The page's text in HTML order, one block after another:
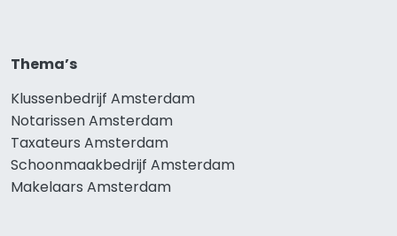
Thema’s
Klussenbedrijf Amsterdam
Notarissen Amsterdam
Taxateurs Amsterdam
Schoonmaakbedrijf Amsterdam
Makelaars Amsterdam